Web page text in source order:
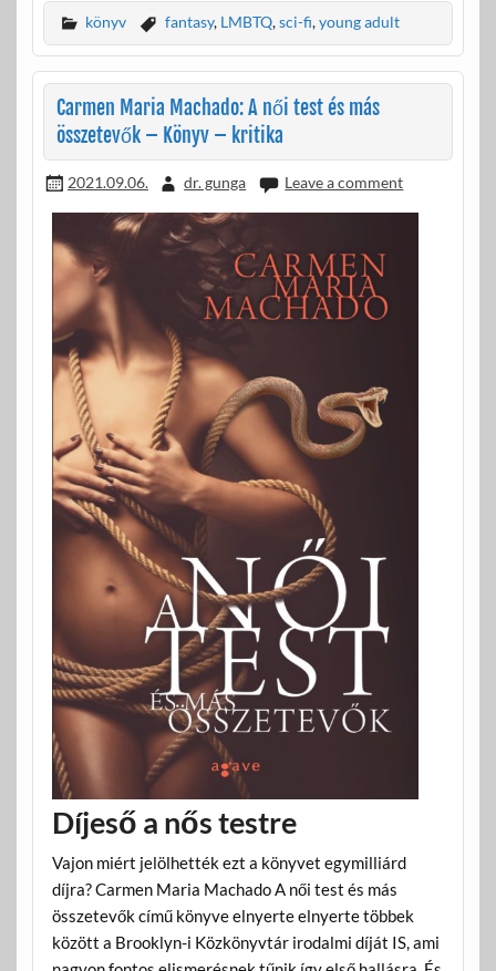
e
b
o
o
k
itt
er
ail za
m
e
g
könyv fantasy, LMBTQ,sci-fi,young adult
Carmen Maria Machado: A női test és más
összetevők – Könyv – kritika
2021.09.06. dr. gunga Leave a comment
Díjeső a nős testre
Vajon miért jelölhették ezt a könyvet egymilliárd
díjra? Carmen Maria Machado A női test és más
összetevők című könyve elnyerte elnyerte többek
között a Brooklyn-i Közkönyvtár irodalmi díját IS, ami